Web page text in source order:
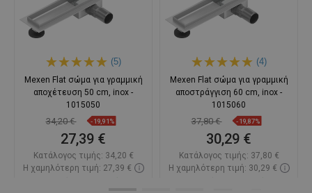
(5)
Mexen Flat σώμα για γραμμική
αποχέτευση 50 cm, inox -
1015050
34,20 € -19,91%
27,39 €
Κατάλογος τιμής: 34,20 €
Η χαμηλότερη τιμή: 27,39 €
(4)
Mexen Flat σώμα για γραμμική
αποστράγγιση 60 cm, inox -
1015060
37,80 € -19,87%
30,29 €
Κατάλογος τιμής: 37,80 €
Η χαμηλότερη τιμή: 30,29 €